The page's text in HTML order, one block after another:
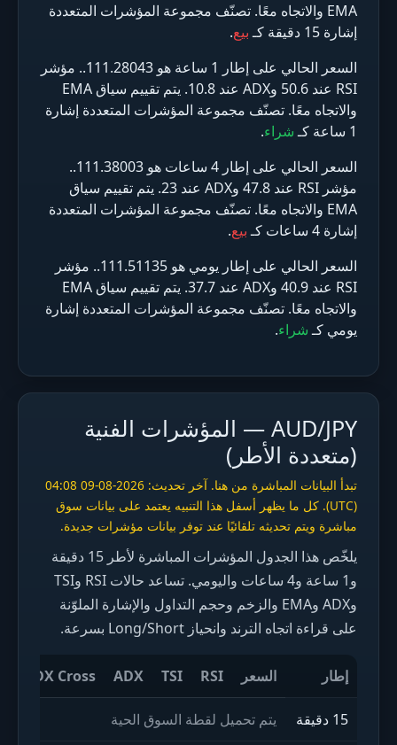
EMA والاتجاه معًا. تصنّف مجموعة المؤشرات المتعددة
إشارة 15 دقيقة كـ
بيع.
السعر الحالي على إطار 1 ساعة هو 111.28043.. مؤشر
RSI عند 50.6 وADX عند 10.8. يتم تقييم سياق EMA
والاتجاه معًا. تصنّف مجموعة المؤشرات المتعددة إشارة
1 ساعة كـ
شراء.
السعر الحالي على إطار 4 ساعات هو 111.38003..
مؤشر RSI عند 47.8 وADX عند 23. يتم تقييم سياق
EMA والاتجاه معًا. تصنّف مجموعة المؤشرات المتعددة
إشارة 4 ساعات كـ
بيع.
السعر الحالي على إطار يومي هو 111.51135.. مؤشر
RSI عند 40.9 وADX عند 37.7. يتم تقييم سياق EMA
والاتجاه معًا. تصنّف مجموعة المؤشرات المتعددة إشارة
يومي كـشراء.
AUD/JPY — المؤشرات الفنية
(متعددة الأطر)
تبدأ البيانات المباشرة من هنا. آخر تحديث: 2026-08-09 04:08
(UTC). كل ما يظهر أسفل هذا التنبيه يعتمد على بيانات سوق
مباشرة ويتم تحديثه تلقائيًا عند توفر بيانات مؤشرات جديدة.
يلخّص هذا الجدول المؤشرات المباشرة لأطر 15 دقيقة
و1 ساعة و4 ساعات واليومي. تساعد حالات RSI وTSI
وADX وEMA والزخم وحجم التداول والإشارة الملوّنة
على قراءة اتجاه الترند وانحياز Long/Short بسرعة.
إطار السعر RSI
TSI
ADX
ADX Cross
15 دقيقة يتم تحميل لقطة السوق الحية